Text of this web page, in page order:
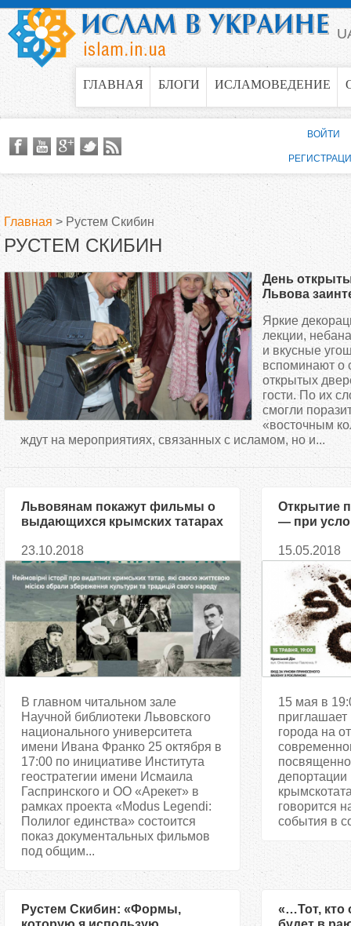
Jump to navigation
ГЛАВНАЯ БЛОГИ ИСЛАМОВЕДЕНИЕ
В
ы
з
д
е
ь
Главная > Рустем Скибин
РУСТЕМ СКИБИН
День
Львова
и малых
Яркие
лекции,
и вкусные
вспоминают о
открытых
гости. По их
смогли
«восточным
ждут на мероприятиях, связанных с исламом, но и...
Львовянам покажут фильмы о
выдающихся крымских татарах
23.10.2018
В главном читальном зале
Научной библиотеки Львовского
национального университета
имени Ивана Франко 25 октября в
17:00 по инициативе Института
геостратегии имени Исмаила
Гаспринского и ОО «Арекет» в
рамках проекта «Modus Legendi:
Полилог единства» состоится
показ документальных фильмов
под общим...
Открытие
— при
15.05.2018
15 мая в
приглашает
города на
депортации
говорится
события в
Рустем Скибин: «Формы,
«…Тот, кто
ВОЙТИ